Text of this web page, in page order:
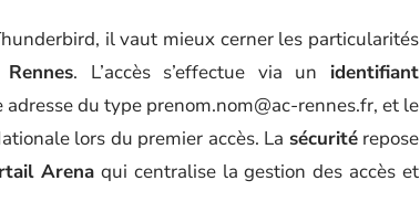
il vaut mieux cerner les particularités
. L’accès s’effectue via un identifiant
adresse du type prenom.nom@ac-rennes.fr, et le
lors du premier accès. La sécuritérepose
Arena qui centralise la gestion des accès et